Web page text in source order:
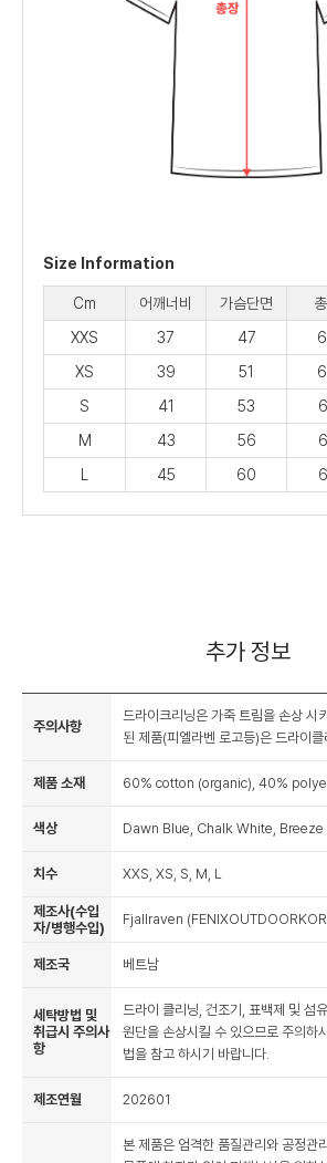
Size Information
Cm 어깨너비 가슴단면
XXS
37 47
XS
39 51
S
41 53
M
43 56
45 60
추가 정보
주의사항
드라이크리닝은 가죽 트림을 손상 시
된 제품(피엘라벤 로고등)은 드라이
제품 소재 60% cotton (organic), 40%
색상 Dawn Blue, Chalk White, Breeze
치수 XXS, XS, S, M, L
제조사(수입
자/병행수입)
Fjallraven
제조국 베트남
세탁방법 및
취급시 주의사
항
드라이 클리닝, 건조기, 표백제 및 섬
원단을 손상시킬 수 있으므로 주의하
법을 참고 하시기 바랍니다.
제조연월 202601
본 제품은 엄격한 품질관리와 공정관